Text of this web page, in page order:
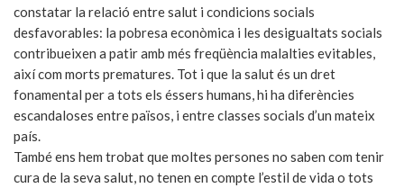
constatar la relació entre salut i condicions socials
desfavorables: la pobresa econòmica i les desigualtats socials
contribueixen a patir amb més freqüència malalties evitables,
així com morts prematures. Tot i que la salut és un dret
fonamental per a tots els éssers humans, hi ha diferències
escandaloses entre països, i entre classes socials d’un mateix
país.
També ens hem trobat que moltes persones no saben com tenir
cura de la seva salut, no tenen en compte l’estil de vida o tots